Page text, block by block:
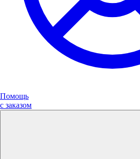
Помощь
с заказом